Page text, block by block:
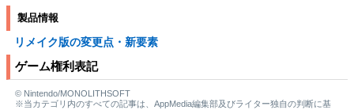
製品情報
リメイク版の変更点・新要素
ゲーム権利表記
© Nintendo/MONOLITHSOFT
※当カテゴリ内のすべての記事は、AppMedia編集部及びライター独自の判断に基